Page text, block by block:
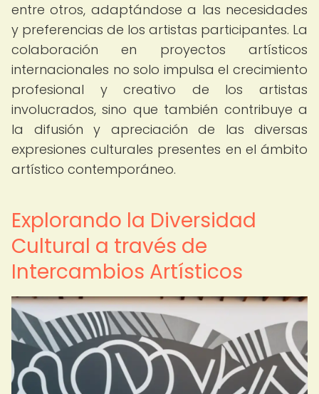
entre otros, adaptándose a las necesidades
y preferencias de los artistas participantes. La
colaboración en proyectos artísticos
internacionales no solo impulsa el crecimiento
profesional y creativo de los artistas
involucrados, sino que también contribuye a
la difusión y apreciación de las diversas
expresiones culturales presentes en el ámbito
artístico contemporáneo.
Explorando la Diversidad
Cultural a través de
Intercambios Artísticos